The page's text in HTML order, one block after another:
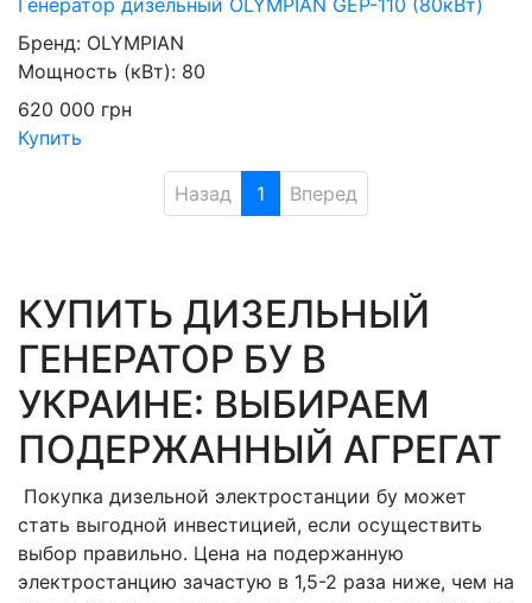
Бренд: OLYMPIAN
Мощность (кВт): 80
620 000 грн
Купить
Назад 1 Вперед
КУПИТЬ ДИЗЕЛЬНЫЙ
ГЕНЕРАТОР БУ В
УКРАИНЕ: ВЫБИРАЕМ
ПОДЕРЖАННЫЙ АГРЕГАТ
Покупка дизельной электростанции бу может
стать выгодной инвестицией, если осуществить
выбор правильно. Цена на подержанную
электростанцию зачастую в 1,5-2 раза ниже, чем на